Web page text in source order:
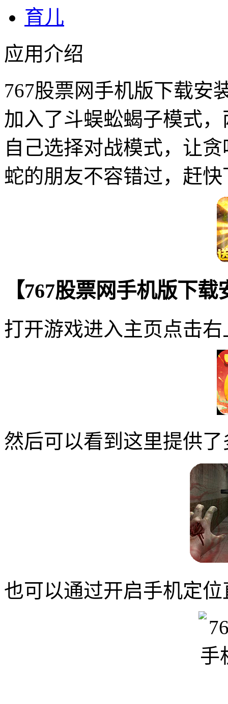
育儿
应用介绍
767股票网手机版下载安
加入了斗蜈蚣蝎子模式
自己选择对战模式，让
蛇的朋友不容错过，赶
【767股票网手机版下
打开游戏进入主页点击
然后可以看到这里提供
也可以通过开启手机定